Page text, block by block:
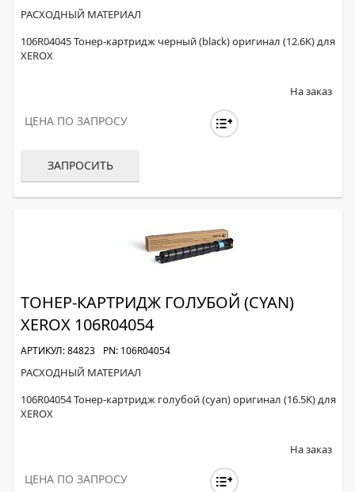
РАСХОДНЫЙ МАТЕРИАЛ
106R04045 Тонер-картридж черный (black) оригинал (12.6K) для
XEROX
На заказ
ЦЕНА ПО ЗАПРОСУ
ЗАПРОСИТЬ
ТОНЕР-КАРТРИДЖ ГОЛУБОЙ (CYAN)
XEROX 106R04054
АРТИКУЛ: 84823 PN: 106R04054
РАСХОДНЫЙ МАТЕРИАЛ
106R04054 Тонер-картридж голубой (cyan) оригинал (16.5K) для
XEROX
На заказ
ЦЕНА ПО ЗАПРОСУ